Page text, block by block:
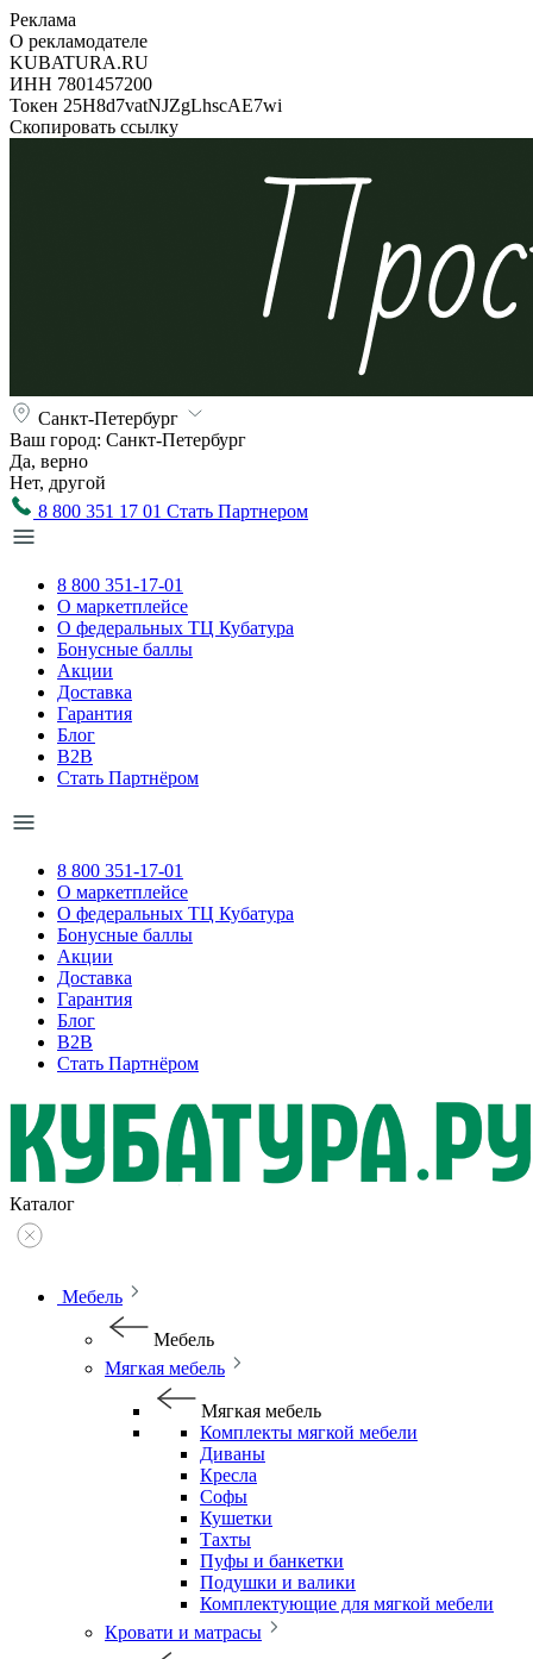
Реклама
О рекламодателе
KUBATURA.RU
ИНН 7801457200
Токен 25H8d7vatNJZgLhscAE7wi
Скопировать ссылку
Санкт-Петербург
Ваш город: Санкт-Петербург
Да, верно
Нет, другой
8 800 351 17 01 Стать Партнером
8 800 351-17-01
О маркетплейсе
О федеральных ТЦ Кубатура
Бонусные баллы
Акции
Доставка
Гарантия
Блог
B2B
Стать Партнёром
8 800 351-17-01
О маркетплейсе
О федеральных ТЦ Кубатура
Бонусные баллы
Акции
Доставка
Гарантия
Блог
B2B
Стать Партнёром
Каталог
Мебель
Мебель
Мягкая мебель
Мягкая мебель
Комплекты мягкой мебели
Диваны
Кресла
Софы
Кушетки
Тахты
Пуфы и банкетки
Подушки и валики
Комплектующие для мягкой мебели
Кровати и матрасы